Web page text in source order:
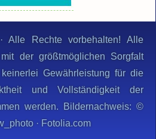
Alle Rechte vorbehalten! Alle
der größtmöglichen Sorgfalt
Gewährleistung für die
und Vollständigkeit der
werden. Bildernachweis: ©
· Fotolia.com